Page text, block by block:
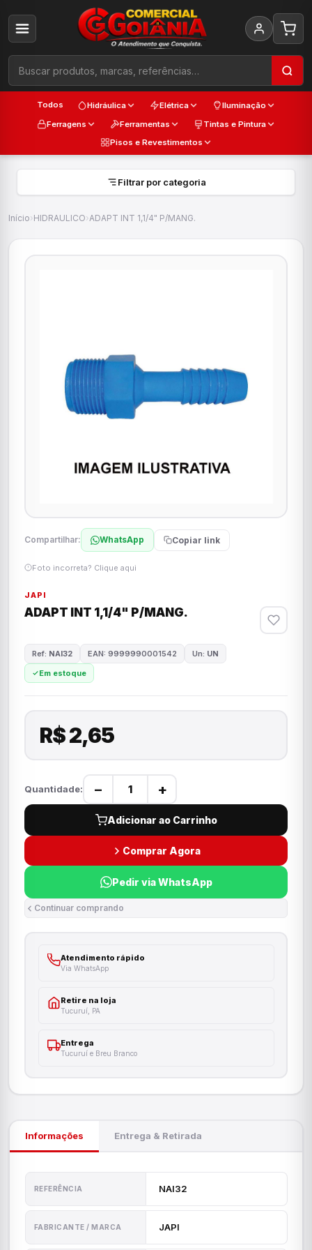
Todos Hidráulica Elétrica
Iluminação
Ferragens
Ferramentas
Tintas e Pintura
Pisos e Revestimentos
Filtrar por categoria
Início›HIDRAULICO›ADAPT INT 1,1/4" P/MANG.
Compartilhar: WhatsApp Copiar link
Foto incorreta? Clique aqui
JAPI
ADAPT INT 1,1/4" P/MANG.
Ref: NAI32 EAN: 9999990001542 Un: UN
Em estoque
R$ 2,65
Quantidade: − +
Adicionar ao Carrinho
Comprar Agora
Pedir via WhatsApp
Continuar comprando
Atendimento rápido
Via WhatsApp
Retire na loja
Tucuruí, PA
Entrega
Tucuruí e Breu Branco
Informações Entrega & Retirada
REFERÊNCIA NAI32
FABRICANTE / MARCA JAPI